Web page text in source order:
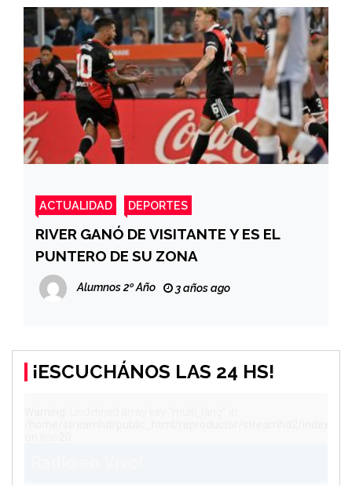
ACTUALIDAD DEPORTES
RIVER GANÓ DE VISITANTE Y ES EL
PUNTERO DE SU ZONA
Alumnos 2º Año 3 años ago
¡ESCUCHÁNOS LAS 24 HS!